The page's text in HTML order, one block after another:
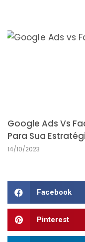
Google Ads Vs
Para Sua
14/10/2023
Facebook
Pinterest